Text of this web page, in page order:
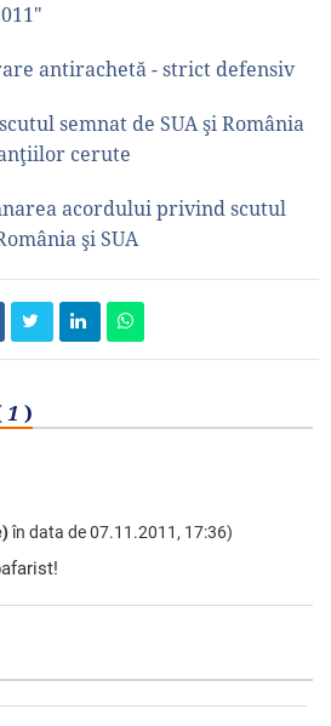
antirachetă - strict defensiv
semnat de SUA şi România
cerute
acordului privind scutul
şi SUA
1 )
în data de07.11.2011, 17:36)